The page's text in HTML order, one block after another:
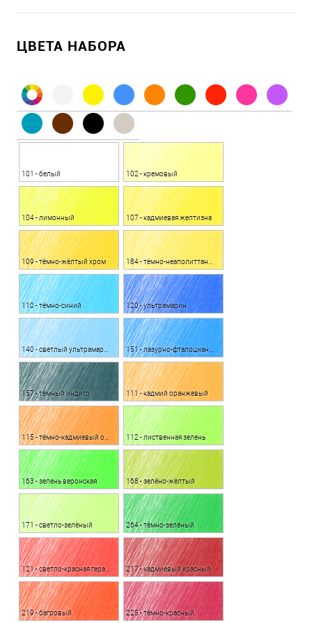
ЦВЕТА НАБОРА
101 - белый 102 - кремовый
104 - лимонный 107 - кадмиевая желтизна
109 - тёмно-жёлтый хром 184 - тёмно-неаполиттанская желтизна
110 - тёмно-синий 120 - ультрамарин
140 - светлый ультрамарин 151 - лазурно-фталоцианиновый
157 - тёмный индиго 111 - кадмий оранжевый
115 - тёмно-кадмиевый оранжевый 112 - лиственная зелень
163 - зелень веронская 168 - зелёно-жёлтый
171 - светло-зелёный 264 - тёмно-зелёный
121 - светло-красная герань 217 - кадмиевый красный
219 - багровый 225 - тёмно-красный